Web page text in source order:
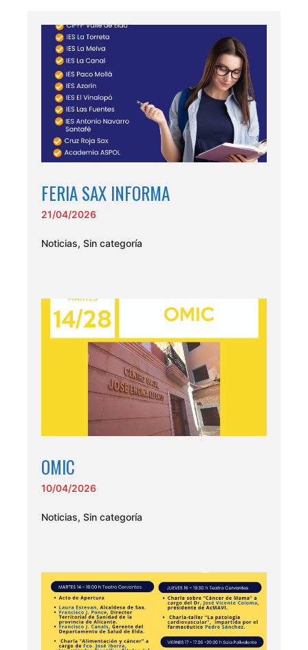
FERIA SAX INFORMA
21/04/2026
Noticias, Sin categoría
OMIC
10/04/2026
Noticias, Sin categoría